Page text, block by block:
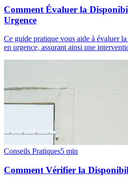
Comment Évaluer la
Urgence
Ce guide pratique vous aide à évaluer
en urgence, assurant ainsi une
Conseils Pratiques5 min
Comment Vérifier la